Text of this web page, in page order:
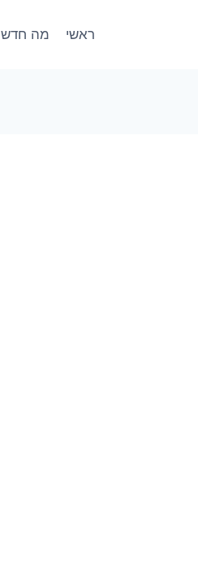
ראשי מה חדש